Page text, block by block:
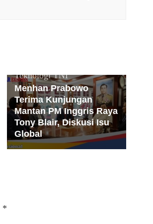
Teknologi TNI
Menhan Prabowo
Terima Kunjungan
Mantan PM Inggris Raya
Tony Blair, Diskusi Isu
Global
*